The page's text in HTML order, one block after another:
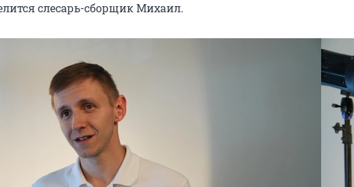
слесарь-сборщик Михаил.